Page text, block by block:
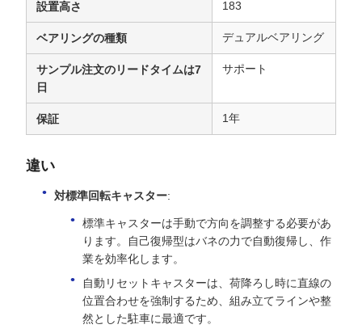
設置高さ 183
ベアリングの種類 デュアルベアリング
サンプル注文のリードタイムは7
日
サポート
保証 1年
違い
対標準回転キャスター:
標準キャスターは手動で方向を調整する必要があ
ります。自己復帰型はバネの力で自動復帰し、作
業を効率化します。
自動リセットキャスターは、荷降ろし時に直線の
位置合わせを強制するため、組み立てラインや整
然とした駐車に最適です。